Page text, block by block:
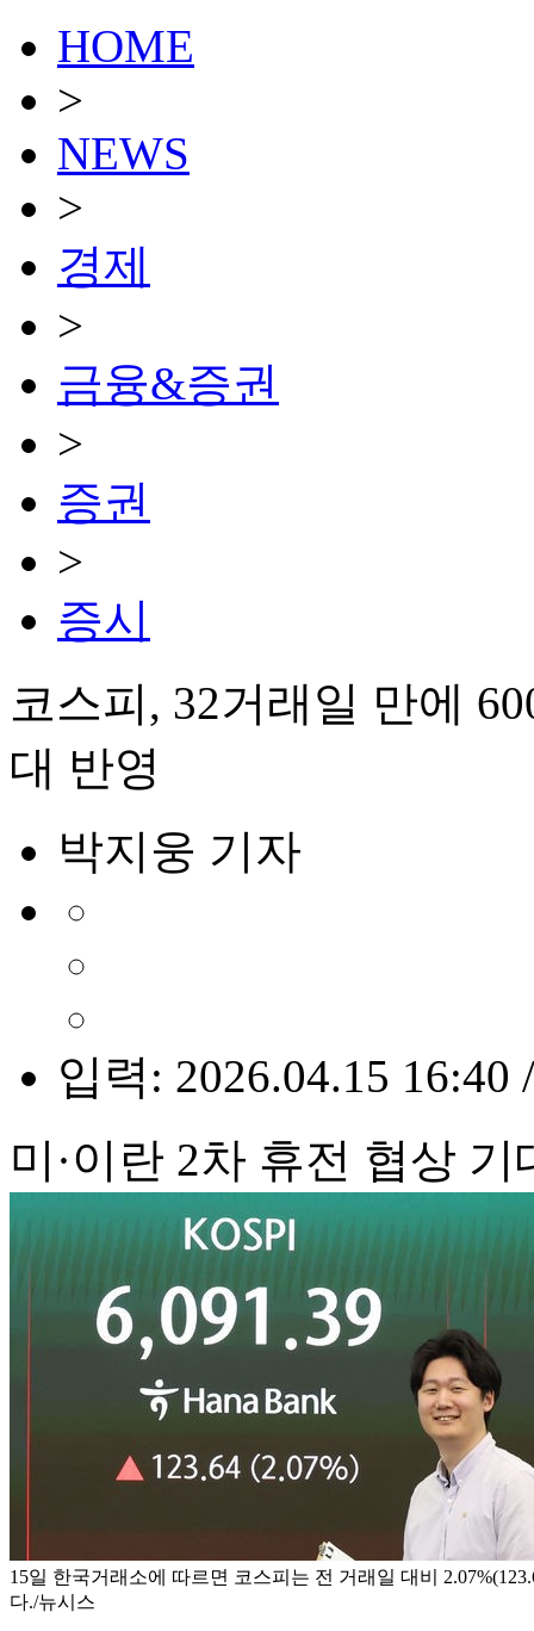
HOME
>
NEWS
>
경제
>
금융&증권
>
증권
>
증시
코스피, 32거래일 만에
대 반영
박지웅 기자
입력: 2026.04.15 16:40
미·이란 2차 휴전 협상
15일 한국거래소에 따르면 코스피는 전 거래일 대비
다./뉴시스